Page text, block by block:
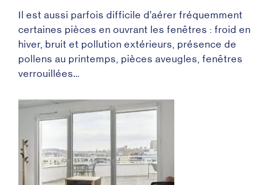
Il est aussi parfois difficile d’aérer fréquemment
certaines pièces en ouvrant les fenêtres : froid en
hiver, bruit et pollution extérieurs, présence de
pollens au printemps, pièces aveugles, fenêtres
verrouillées…